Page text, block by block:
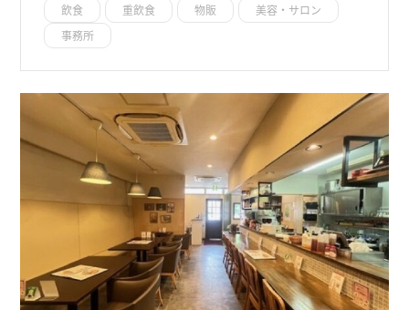
飲食 重飲食 物販
美容・サロン
事務所